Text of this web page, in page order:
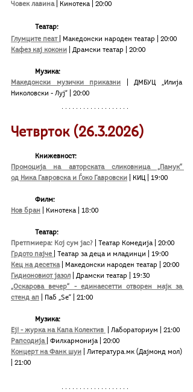
Човек лавина
| Кинотека | 20:00
Театар:
Глумците пеат
| Македонски народен театар | 20:00
Кафез кај кокони | Драмски театар | 20:00
	Музика:
Македонски музички приказни
| ДМБУЦ „Илија
Николовски - Луј“ | 20:00
Четврток (26.3.2026)
Книжевност:
Промоција на авторската сликовница „Памук“
од Ника Гавровска и Ѓоко Гавровски
| КИЦ | 19:00
	Филм:
Нов бран
| Кинотека | 18:00
Театар:
Претпмиера: Кој сум јас?
| Театар Комедија | 20:00
Грдото пајче
| Театар за деца и младинци | 19:00
Кец на десетка
| Македонски народен театар | 20:00
Гидионовиот јазол | Драмски театар | 19:30
„Оскарова вечер“ - единаесетти отворен мајк за
стенд ап
| Паб „Ѕе“ | 21:00
Музика:
Еј! - журка на Капа Колектив
| Лабораториум
| 21:00
Рапсодија
| Филхармонија
| 20:00
Концерт на Фанк шуи | Литература.мк (Дајмонд мол)
| 21:00